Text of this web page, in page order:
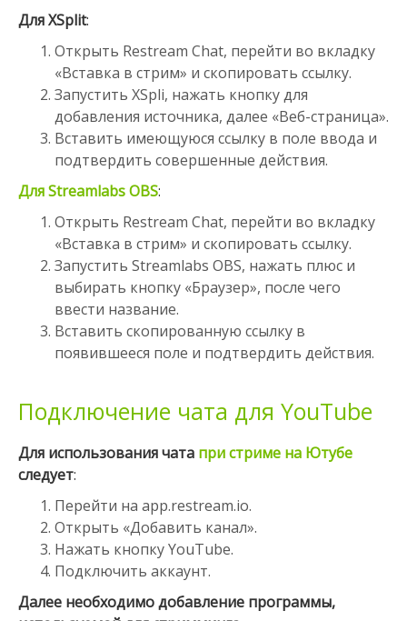
Для XSplit:
Открыть Restream Chat, перейти во вкладку
«Вставка в стрим» и скопировать ссылку.
Запустить XSpli, нажать кнопку для
добавления источника, далее «Веб-страница».
Вставить имеющуюся ссылку в поле ввода и
подтвердить совершенные действия.
Для Streamlabs OBS:
Открыть Restream Chat, перейти во вкладку
«Вставка в стрим» и скопировать ссылку.
Запустить Streamlabs OBS, нажать плюс и
выбирать кнопку «Браузер», после чего
ввести название.
Вставить скопированную ссылку в
появившееся поле и подтвердить действия.
Подключение чата для YouTube
Для использования чата при стриме на Ютубе
следует:
Перейти на app.restream.io.
Открыть «Добавить канал».
Нажать кнопку YouTube.
Подключить аккаунт.
Далее необходимо добавление программы,